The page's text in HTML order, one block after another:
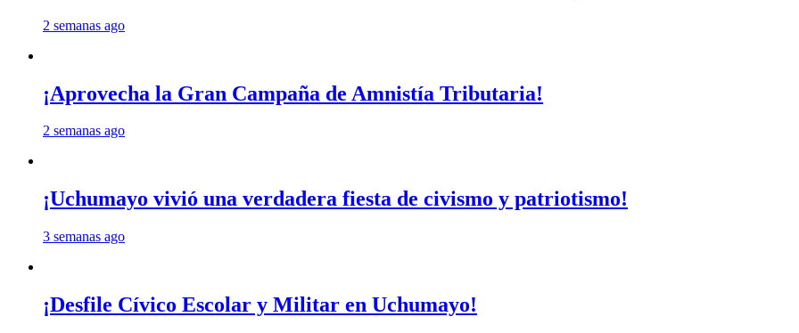
2 semanas ago
¡Aprovecha la Gran Campaña de Amnistía Tributaria!
2 semanas ago
¡Uchumayo vivió una verdadera fiesta de civismo y patriotismo!
3 semanas ago
¡Desfile Cívico Escolar y Militar en Uchumayo!